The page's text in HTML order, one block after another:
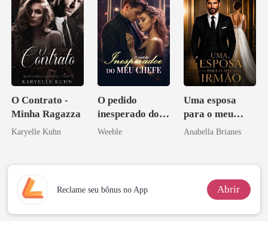
mafiosa!
O Contrato -
Minha Ragazza
Karyelle Kuhn
O pedido
inesperado do
meu chefe
Weeble
Uma esposa
para o meu
irmão
Anabella Brianes
Reclame seu bônus no App Abrir